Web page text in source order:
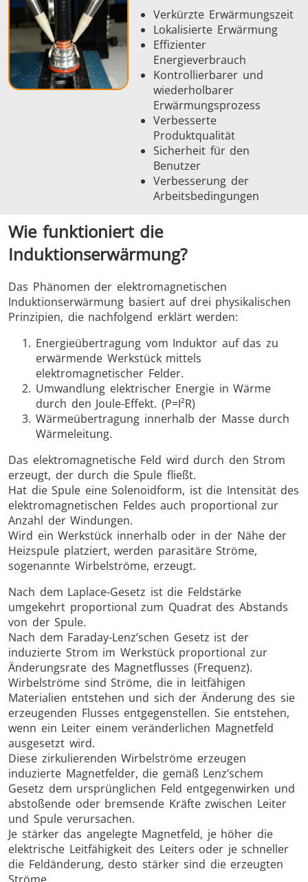
Medizin und
Pharma
Metallwerkzeuge
Verkürzte Erwärmungszeit
Lokalisierte Erwärmung
Effizienter
Energieverbrauch
Kontrollierbarer und
wiederholbarer
Erwärmungsprozess
Verbesserte
Produktqualität
Sicherheit für den
Benutzer
Verbesserung der
Arbeitsbedingungen
Wie funktioniert die
Induktionserwärmung?
Das Phänomen der elektromagnetischen
Induktionserwärmung basiert auf drei physikalischen
Prinzipien, die nachfolgend erklärt werden:
Energieübertragung vom Induktor auf das zu
erwärmende Werkstück mittels
elektromagnetischer Felder.
Umwandlung elektrischer Energie in Wärme
durch den Joule-Effekt. (P=I²R)
Wärmeübertragung innerhalb der Masse durch
Wärmeleitung.
Das elektromagnetische Feld wird durch den Strom
erzeugt, der durch die Spule fließt.
Hat die Spule eine Solenoidform, ist die Intensität des
elektromagnetischen Feldes auch proportional zur
Anzahl der Windungen.
Wird ein Werkstück innerhalb oder in der Nähe der
Heizspule platziert, werden parasitäre Ströme,
sogenannte Wirbelströme, erzeugt.
Nach dem Laplace-Gesetz ist die Feldstärke
umgekehrt proportional zum Quadrat des Abstands
von der Spule.
Nach dem Faraday-Lenz’schen Gesetz ist der
induzierte Strom im Werkstück proportional zur
Änderungsrate des Magnetflusses (Frequenz).
Wirbelströme sind Ströme, die in leitfähigen
Materialien entstehen und sich der Änderung des sie
erzeugenden Flusses entgegenstellen. Sie entstehen,
wenn ein Leiter einem veränderlichen Magnetfeld
ausgesetzt wird.
Diese zirkulierenden Wirbelströme erzeugen
induzierte Magnetfelder, die gemäß Lenz’schem
Gesetz dem ursprünglichen Feld entgegenwirken und
abstoßende oder bremsende Kräfte zwischen Leiter
und Spule verursachen.
Je stärker das angelegte Magnetfeld, je höher die
elektrische Leitfähigkeit des Leiters oder je schneller
die Feldänderung, desto stärker sind die erzeugten